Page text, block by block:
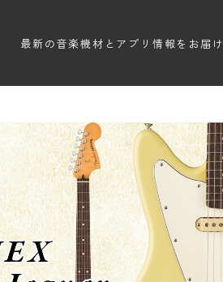
最新の音楽機材とアプリ情報をお届け